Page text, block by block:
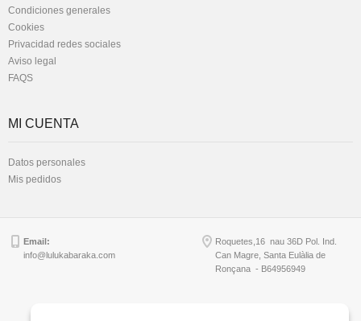
Condiciones generales
Cookies
Privacidad redes sociales
Aviso legal
FAQS
MI CUENTA
Datos personales
Mis pedidos
Email:
info@lulukabaraka.com
Roquetes,16 nau 36D Pol. Ind.
Can Magre, Santa Eulàlia de
Ronçana - B64956949